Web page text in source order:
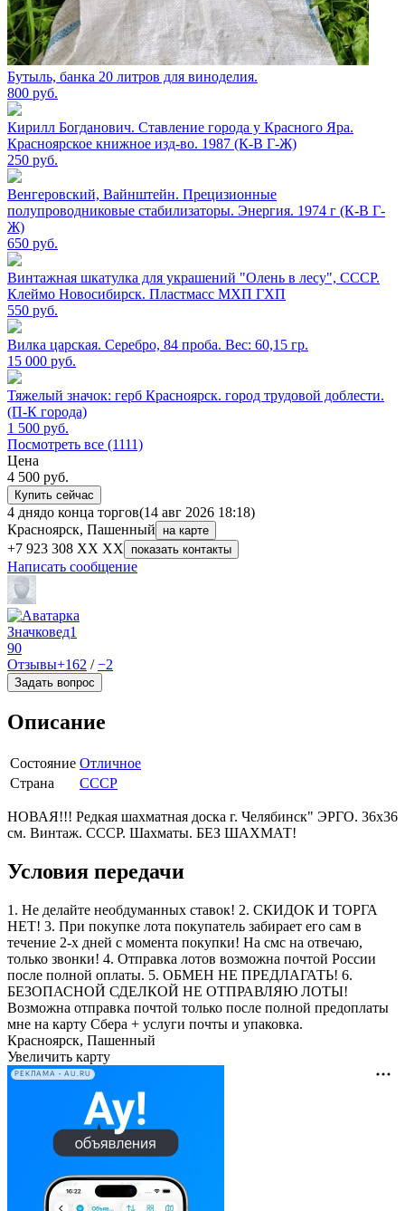
Бутыль, банка 20 литров для виноделия.
800 руб.
Кирилл Богданович. Ставление города у Красного Яра.
Красноярское книжное изд-во. 1987 (К-В Г-Ж)
250 руб.
Венгеровский, Вайнштейн. Прецизионные
полупроводниковые стабилизаторы. Энергия. 1974 г (К-В Г-
Ж)
650 руб.
Винтажная шкатулка для украшений "Олень в лесу", СССР.
Клеймо Новосибирск. Пластмасс МХП ГХП
550 руб.
Вилка царская. Серебро, 84 проба. Вес: 60,15 гр.
15 000 руб.
Тяжелый значок: герб Красноярск. город трудовой доблести.
(П-К города)
1 500 руб.
Посмотреть все (1111)
Цена
4 500 руб.
Купить сейчас
4 днядо конца торгов(14 авг 2026 18:18)
Красноярск, Пашенный
на карте
+7 923 308 XX XX показать контакты
Написать сообщение
Значковед1
90
Отзывы+162 /−2
Задать вопрос
Описание
Состояние Отличное
Страна
СССР
НОВАЯ!!! Редкая шахматная доска г. Челябинск" ЭРГО. 36x36
см. Винтаж. СССР. Шахматы. БЕЗ ШАХМАТ!
Условия передачи
1. Не делайте необдуманных ставок! 2. СКИДОК И ТОРГА
НЕТ! 3. При покупке лота покупатель забирает его сам в
течение 2-х дней с момента покупки! На смс на отвечаю,
только звонки! 4. Отправка лотов возможна почтой России
после полной оплаты. 5. ОБМЕН НЕ ПРЕДЛАГАТЬ! 6.
БЕЗОПАСНОЙ СДЕЛКОЙ НЕ ОТПРАВЛЯЮ ЛОТЫ!
Возможна отправка почтой только после полной предоплаты
мне на карту Сбера + услуги почты и упаковка.
Красноярск, Пашенный
Увеличить карту
РЕКЛАМА • AU.RU